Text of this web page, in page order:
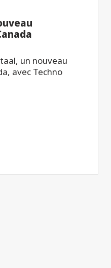
un nouveau
avec Techno